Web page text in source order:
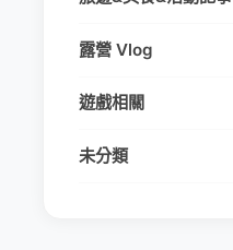
露營 Vlog
遊戲相關
未分類